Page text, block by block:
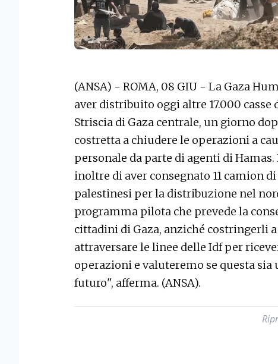
(ANSA) - ROMA, 08 GIU - La Gaza
aver distribuito oggi altre 17.000 casse
Striscia di Gaza centrale, un giorno
costretta a chiudere le operazioni a
personale da parte di agenti di
inoltre di aver consegnato 11 camion
palestinesi per la distribuzione nel
programma pilota che prevede la
cittadini di Gaza, anziché costringerli
attraversare le linee delle Idf per
operazioni e valuteremo se questa
futuro", afferma. (ANSA).